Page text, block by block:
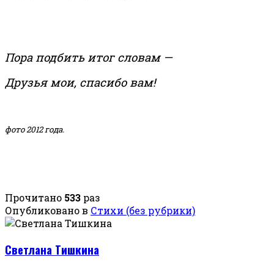
Пора подбить итог словам —
Друзья мои, спасибо вам!
фото 2012 года.
Прочитано 533 раз
Опубликовано в Стихи (без рубрики)
Светлана Тишкина